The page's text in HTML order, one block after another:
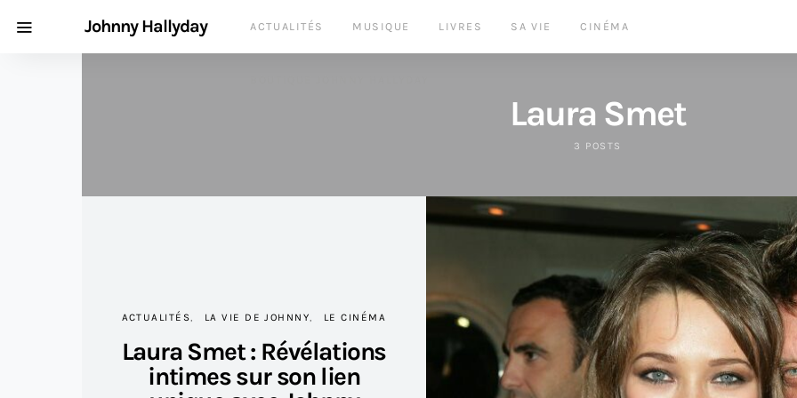
Johnny Hallyday ACTUALITÉS MUSIQUE LIVRES SA VIE CINÉMA
Laura Smet
3 POSTS
ACTUALITÉS LA VIE DE JOHNNY LE CINÉMA
Laura Smet : Révélations
intimes sur son lien